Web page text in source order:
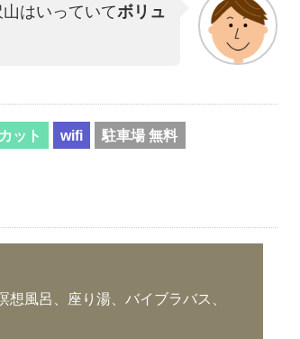
はいっていてボリュ
ット wifi 駐車場 無料
風呂、座り湯、バイブラバス、